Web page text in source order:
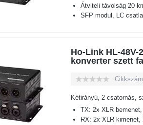
Átviteli távolság 20
SFP modul, LC
Ho-Link HL-
konverter szett
Kétirányú, 2-csatornás,
TX: 2x XLR
RX: 2x XLR